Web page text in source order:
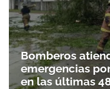
Bomberos
emergencias
en las últimas